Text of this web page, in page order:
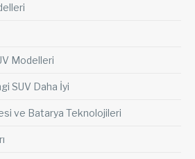
Modelleri
SUV Daha İyi
ve Batarya Teknolojileri